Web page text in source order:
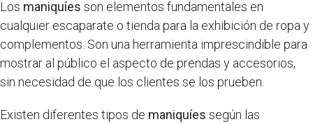
Los maniquíes son elementos fundamentales en
cualquier escaparate o tienda para la exhibición de ropa y
complementos. Son una herramienta imprescindible para
mostrar al público el aspecto de prendas y accesorios,
sin necesidad de que los clientes se los prueben.
Existen diferentes tipos de maniquíes según las